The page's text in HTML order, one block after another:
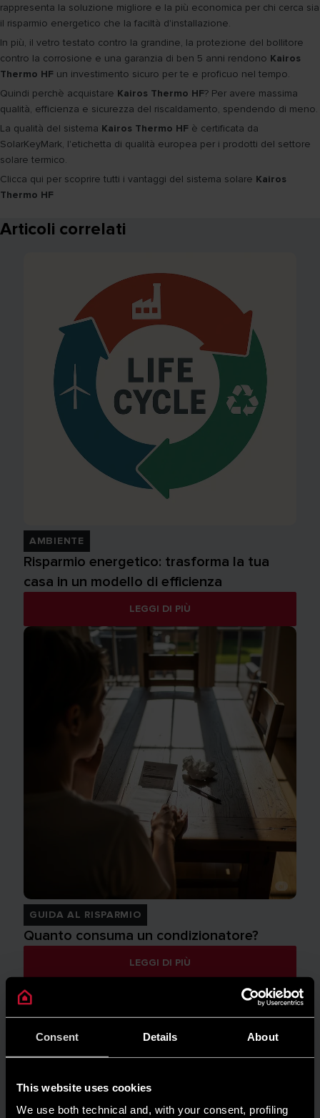
Consent Details About
This website uses cookies
We use both technical and, with your consent, profiling
rappresenta la soluzione migliore e la più economica per chi cerca sia
il risparmio energetico che la faciltà d'installazione.
In più, il vetro testato contro la grandine, la protezione del bollitore
contro la corrosione e una garanzia di ben 5 anni rendono Kairos
Thermo HF un investimento sicuro per te e proficuo nel tempo.
Quindi perchè acquistare Kairos Thermo HF? Per avere massima
qualità, efficienza e sicurezza del riscaldamento, spendendo di meno.
La qualità del sistema Kairos Thermo HF è certificata da
SolarKeyMark, l'etichetta di qualità europea per i prodotti del settore
solare termico.
Clicca qui per scoprire tutti i vantaggi del sistema solare Kairos
Thermo HF
Articoli correlati
AMBIENTE
Risparmio energetico: trasforma la tua
casa in un modello di efficienza
LEGGI DI PIÙ
GUIDA AL RISPARMIO
Quanto consuma un condizionatore?
LEGGI DI PIÙ